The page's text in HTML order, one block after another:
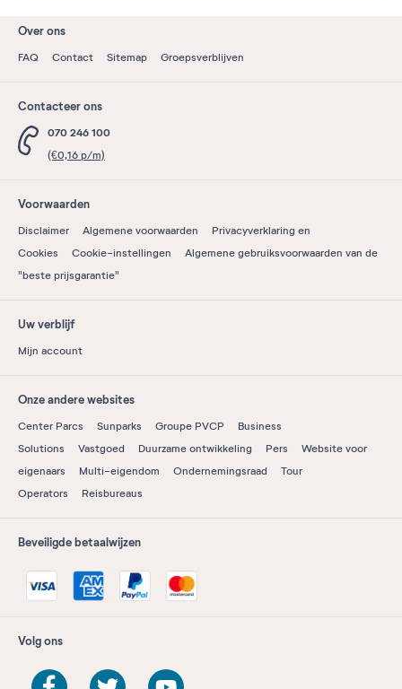
Over ons
FAQ Contact Sitemap Groepsverblijven
Contacteer ons
070 246 100
(€0,16 p/m)
Voorwaarden
Disclaimer Algemene voorwaarden
Privacyverklaring en
Cookies
Cookie-instellingen
Algemene gebruiksvoorwaarden van de
"beste prijsgarantie"
Uw verblijf
Mijn account
Onze andere websites
Center Parcs Sunparks Groupe PVCP
Business
Solutions
Vastgoed Duurzame ontwikkeling Pers
Website voor
eigenaars
Multi-eigendom Ondernemingsraad
Tour
Operators
Reisbureaus
Beveiligde betaalwijzen
Volg ons